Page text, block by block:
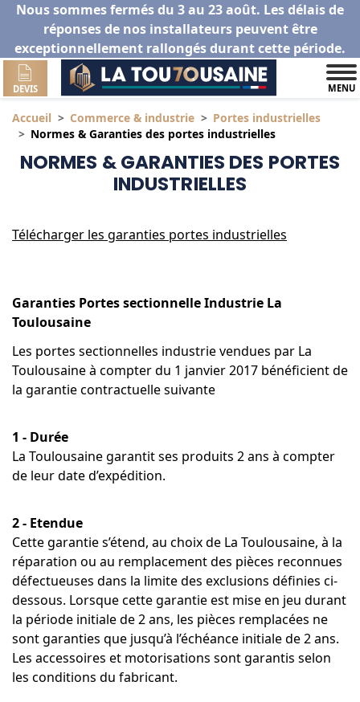
Nous sommes fermés du 3 au 23 août. Les délais de
réponses de nos installateurs peuvent être
exceptionnellement rallongés durant cette période.
DEVIS MENU
Accueil Commerce & industrie
Portes industrielles
Normes & Garanties des portes industrielles
NORMES & GARANTIES DES PORTES
INDUSTRIELLES
Télécharger les garanties portes industrielles
Garanties Portes sectionnelle Industrie La
Toulousaine
Les portes sectionnelles industrie vendues par La
Toulousaine à compter du 1 janvier 2017 bénéficient de
la garantie contractuelle suivante
1 - Durée
La Toulousaine garantit ses produits 2 ans à compter
de leur date d’expédition.
2 - Etendue
Cette garantie s’étend, au choix de La Toulousaine, à la
réparation ou au remplacement des pièces reconnues
défectueuses dans la limite des exclusions définies ci-
dessous. Lorsque cette garantie est mise en jeu durant
la période initiale de 2 ans, les pièces remplacées ne
sont garanties que jusqu’à l’échéance initiale de 2 ans.
Les accessoires et motorisations sont garantis selon
les conditions du fabricant.